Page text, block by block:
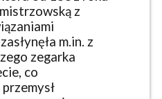
z
m.in. z
zegarka
co